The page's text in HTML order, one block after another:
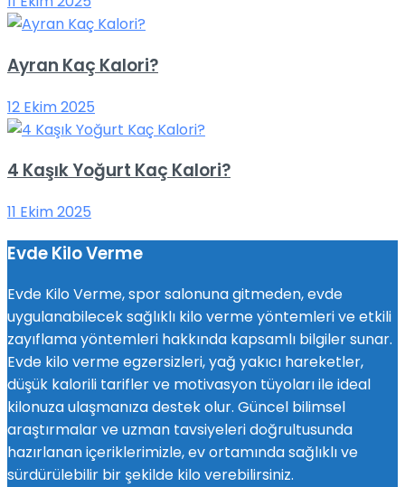
Ayran Kaç Kalori?
12 Ekim 2025
4 Kaşık Yoğurt Kaç Kalori?
11 Ekim 2025
Evde Kilo Verme
Evde Kilo Verme, spor salonuna gitmeden, evde
uygulanabilecek sağlıklı kilo verme yöntemleri ve etkili
zayıflama yöntemleri hakkında kapsamlı bilgiler sunar.
Evde kilo verme egzersizleri, yağ yakıcı hareketler,
düşük kalorili tarifler ve motivasyon tüyoları ile ideal
kilonuza ulaşmanıza destek olur. Güncel bilimsel
araştırmalar ve uzman tavsiyeleri doğrultusunda
hazırlanan içeriklerimizle, ev ortamında sağlıklı ve
sürdürülebilir bir şekilde kilo verebilirsiniz.